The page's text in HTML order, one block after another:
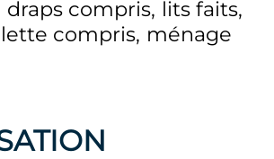
draps compris lits faits
compris ménage